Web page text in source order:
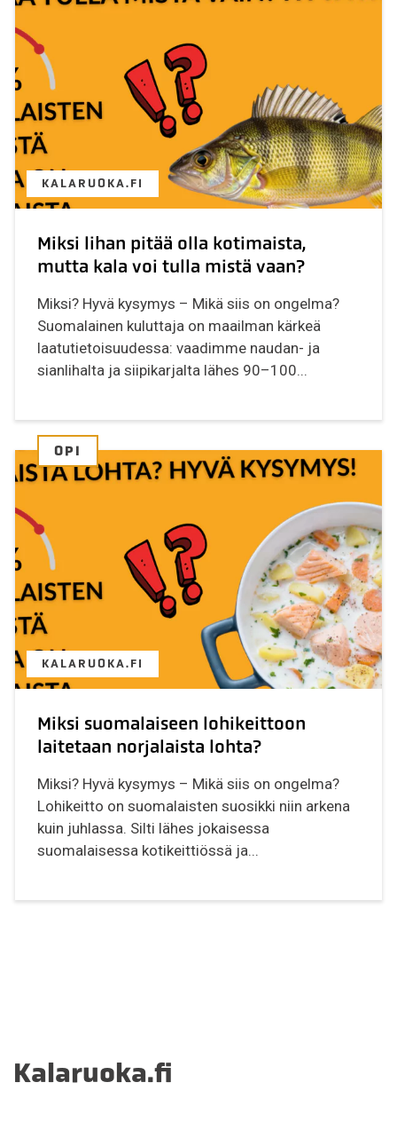
KALARUOKA.FI
Miksi lihan pitää olla kotimaista,
mutta kala voi tulla mistä vaan?
Miksi? Hyvä kysymys – Mikä siis on ongelma?
Suomalainen kuluttaja on maailman kärkeä
laatutietoisuudessa: vaadimme naudan- ja
sianlihalta ja siipikarjalta lähes 90–100...
OPI
KALARUOKA.FI
Miksi suomalaiseen lohikeittoon
laitetaan norjalaista lohta?
Miksi? Hyvä kysymys – Mikä siis on ongelma?
Lohikeitto on suomalaisten suosikki niin arkena
kuin juhlassa. Silti lähes jokaisessa
suomalaisessa kotikeittiössä ja...
Kalaruoka.fi